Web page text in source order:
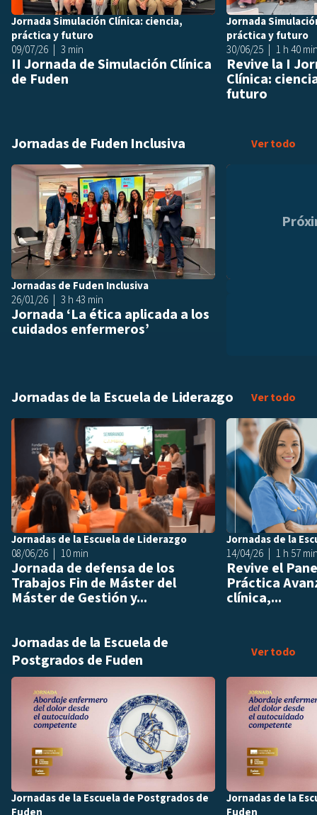
Jornada Simulación Clínica: ciencia,
práctica y futuro
09/07/26
3 min
II Jornada de Simulación Clínica
de Fuden
Jornada
práctica y futuro
30/06/25
1 h 40
Revive la I
Clínica:
futuro
Jornadas de Fuden Inclusiva Ver todo
Añadir a
Jornadas de Fuden Inclusiva
26/01/26
3 h 43 min
Jornada ‘La ética aplicada a los
cuidados enfermeros’
Jornadas de la Escuela de Liderazgo Ver todo
Añadir a
Jornadas de la Escuela de Liderazgo
08/06/26
10 min
Jornada de defensa de los
Trabajos Fin de Máster del
Máster de Gestión y...
Jornadas de la
14/04/26
1 h 57
Revive el
Práctica
clínica,...
Jornadas de la Escuela de
Postgrados de Fuden
Ver todo
Añadir a
Jornadas de la Escuela de Postgrados de
Jornadas de la